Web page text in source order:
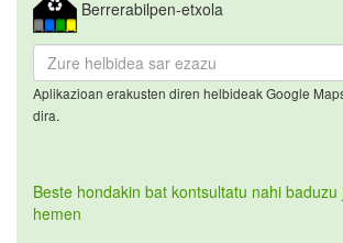
Berrerabilpen-etxola
Aplikazioan erakusten diren helbideak Google
dira.
Beste hondakin bat kontsultatu nahi baduzu
hemen